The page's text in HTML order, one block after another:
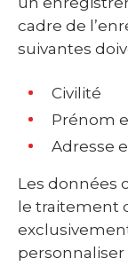
cadre de
suivantes
Civilité
Prénom
Les données
le traitement